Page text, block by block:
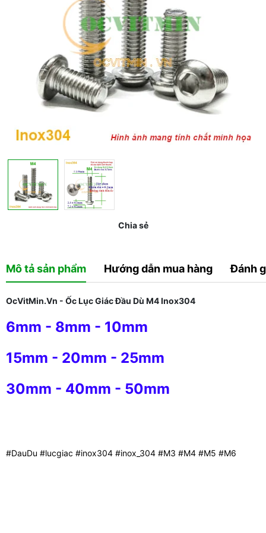
Chia sẻ
Mô tả sản phẩm Hướng dẫn mua hàng Đánh
OcVitMin.Vn - Ốc Lục Giác Đầu Dù M4 Inox304
6mm - 8mm - 10mm
15mm - 20mm - 25mm
30mm - 40mm - 50mm
#DauDu #lucgiac #inox304 #inox_304 #M3 #M4 #M5 #M6